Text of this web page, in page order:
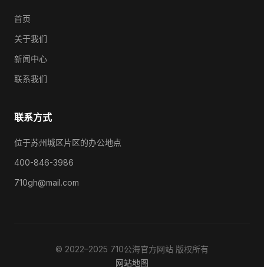
首页
关于我们
新闻中心
联系我们
联系方式
位于苏州城区片区的办公地点
400-846-3986
710gh@mail.com
© 2022–2025 710公海官方网站 版权所有
网站地图